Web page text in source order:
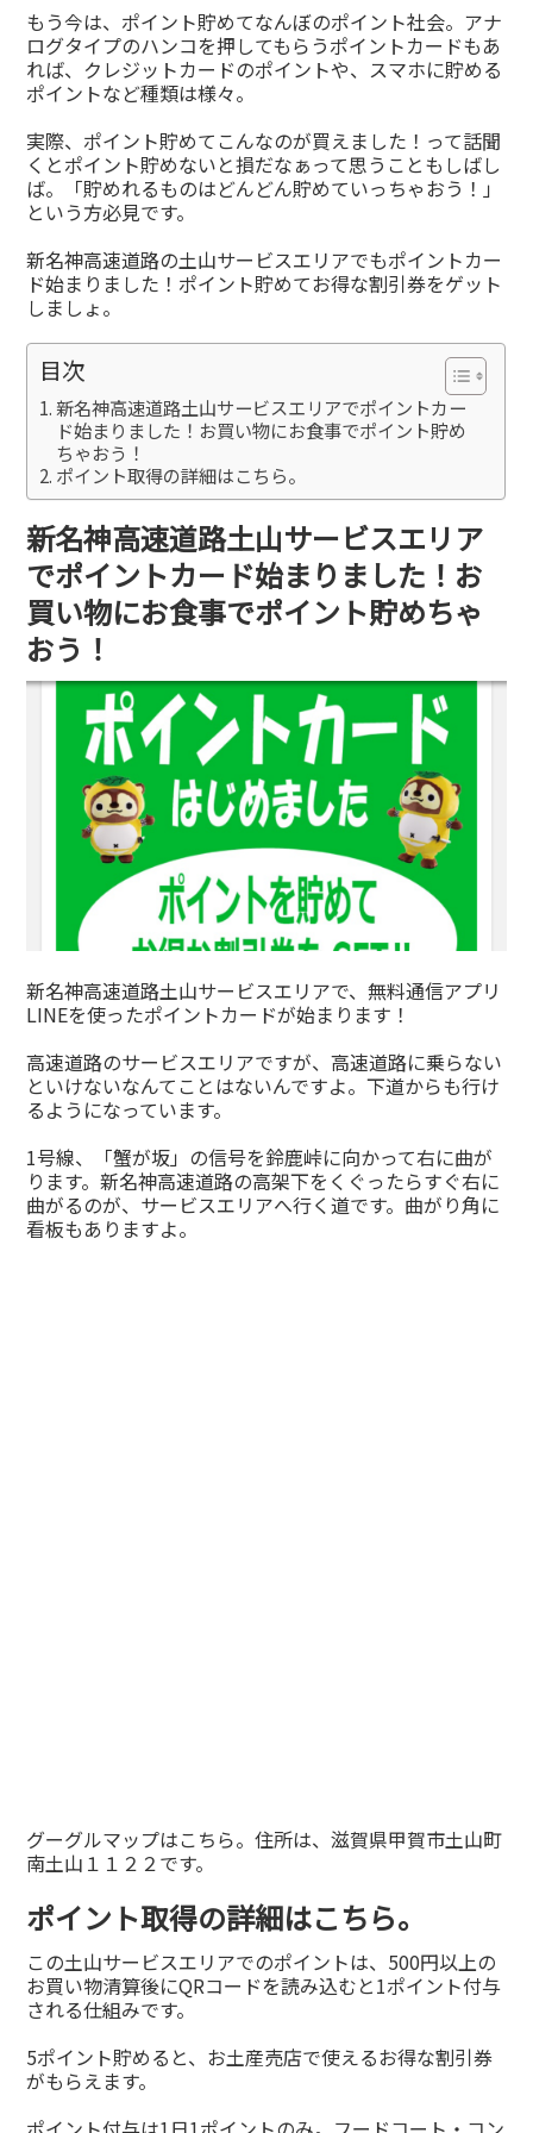
有
もう今は、ポイント貯めてなんぼのポイント社会。アナ
ログタイプのハンコを押してもらうポイントカードもあ
れば、クレジットカードのポイントや、スマホに貯める
ポイントなど種類は様々。
実際、ポイント貯めてこんなのが買えました！って話聞
くとポイント貯めないと損だなぁって思うこともしばし
ば。「貯めれるものはどんどん貯めていっちゃおう！」
という方必見です。
新名神高速道路の土山サービスエリアでもポイントカー
ド始まりました！ポイント貯めてお得な割引券をゲット
しましょ。
目次
新名神高速道路土山サービスエリアでポイントカー
ド始まりました！お買い物にお食事でポイント貯め
ちゃおう！
ポイント取得の詳細はこちら。
新名神高速道路土山サービスエリア
でポイントカード始まりました！お
買い物にお食事でポイント貯めちゃ
おう！
新名神高速道路土山サービスエリアで、無料通信アプリ
LINEを使ったポイントカードが始まります！
高速道路のサービスエリアですが、高速道路に乗らない
といけないなんてことはないんですよ。下道からも行け
るようになっています。
1号線、「蟹が坂」の信号を鈴鹿峠に向かって右に曲が
ります。新名神高速道路の高架下をくぐったらすぐ右に
曲がるのが、サービスエリアへ行く道です。曲がり角に
看板もありますよ。
グーグルマップはこちら。住所は、滋賀県甲賀市土山町
南土山１１２２です。
ポイント取得の詳細はこちら。
この土山サービスエリアでのポイントは、500円以上の
お買い物清算後にQRコードを読み込むと1ポイント付与
される仕組みです。
5ポイント貯めると、お土産売店で使えるお得な割引券
がもらえます。